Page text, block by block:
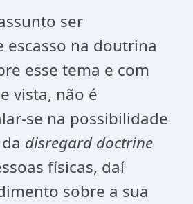
ser
escasso na doutrina
esse tema e com
vista, não é
se na possibilidade
disregard doctrine
físicas, daí
sobre a sua